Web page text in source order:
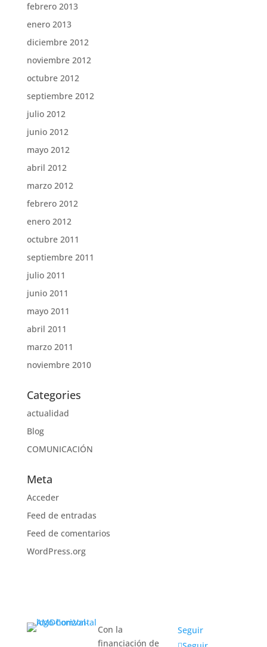
febrero 2013
enero 2013
diciembre 2012
noviembre 2012
octubre 2012
septiembre 2012
julio 2012
junio 2012
mayo 2012
abril 2012
marzo 2012
febrero 2012
enero 2012
octubre 2011
septiembre 2011
julio 2011
junio 2011
mayo 2011
abril 2011
marzo 2011
noviembre 2010
Categories
actualidad
Blog
COMUNICACIÓN
Meta
Acceder
Feed de entradas
Feed de comentarios
WordPress.org
Con la
financiación de
Seguir